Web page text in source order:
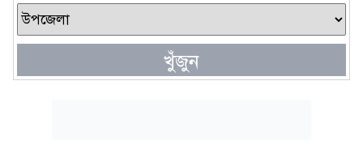
খুঁজুন